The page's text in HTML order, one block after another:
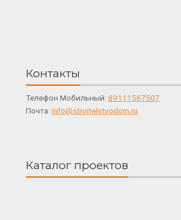
Контакты
Телефон Мобильный: 89111567507
Почта: info@stroitelstvodom.ru
Каталог проектов